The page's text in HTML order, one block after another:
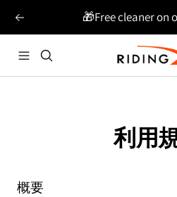
戻
🎁Free cleaner on
ナ
ビ
RIDINGX
利用
概要